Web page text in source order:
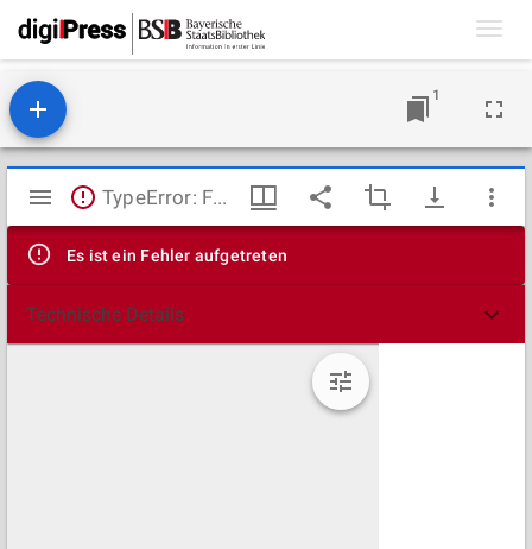
1
Mirador
Viewer
TypeError: Failed to fetch
Es ist ein Fehler aufgetreten
Technische Details